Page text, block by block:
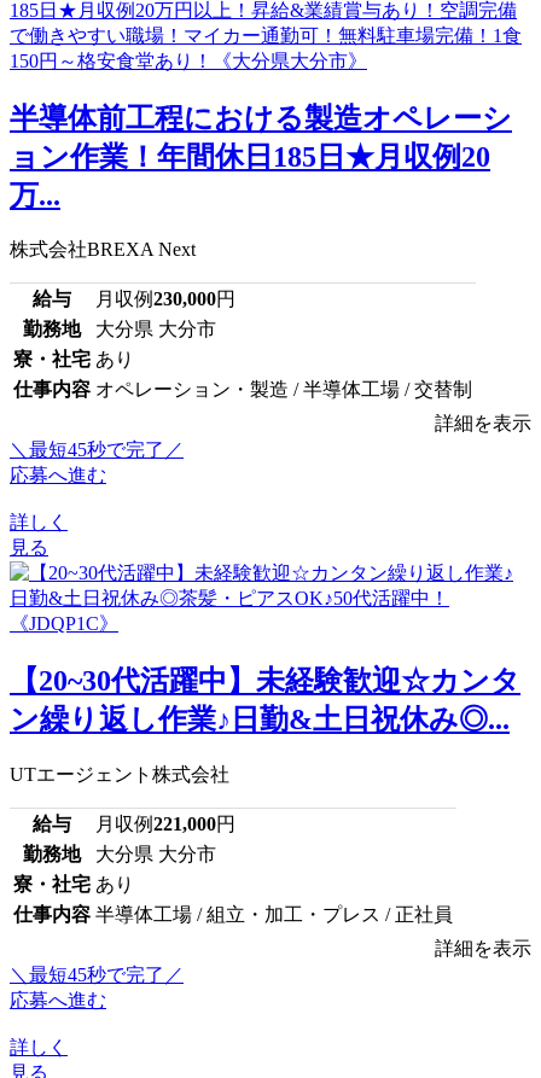
半導体前工程における製造オペレーシ
ョン作業！年間休日185日★月収例20
万...
株式会社BREXA Next
給与 月収例230,000円
勤務地
大分県 大分市
寮・社宅 あり
仕事内容 オペレーション・製造 / 半導体工場 / 交替制
詳細を表示
＼最短45秒で完了／
応募へ進む
詳しく
見る
【20~30代活躍中】未経験歓迎☆カンタ
ン繰り返し作業♪日勤&土日祝休み◎...
UTエージェント株式会社
給与 月収例221,000円
勤務地
大分県 大分市
寮・社宅 あり
仕事内容 半導体工場 / 組立・加工・プレス / 正社員
詳細を表示
＼最短45秒で完了／
応募へ進む
詳しく
見る